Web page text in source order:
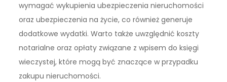
wymagać wykupienia ubezpieczenia nieruchomości
oraz ubezpieczenia na życie, co również generuje
dodatkowe wydatki. Warto także uwzględnić koszty
notarialne oraz opłaty związane z wpisem do księgi
wieczystej, które mogą być znaczące w przypadku
zakupu nieruchomości.